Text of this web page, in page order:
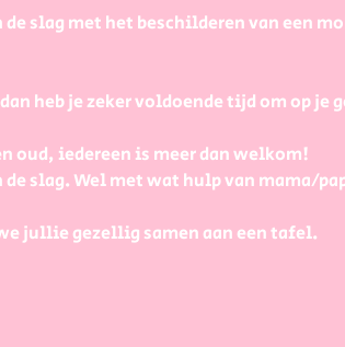
slag met het beschilderen van een
heb je zeker voldoende tijd om op je
oud, iedereen is meer dan welkom!
de slag. Wel met wat hulp van mama/
jullie gezellig samen aan een tafel.